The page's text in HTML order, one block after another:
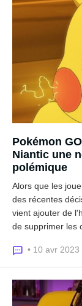
Pokémon
Niantic une
polémique
Alors que les
des récentes
vient ajouter de
de supprimer les
• 10 avr 2023